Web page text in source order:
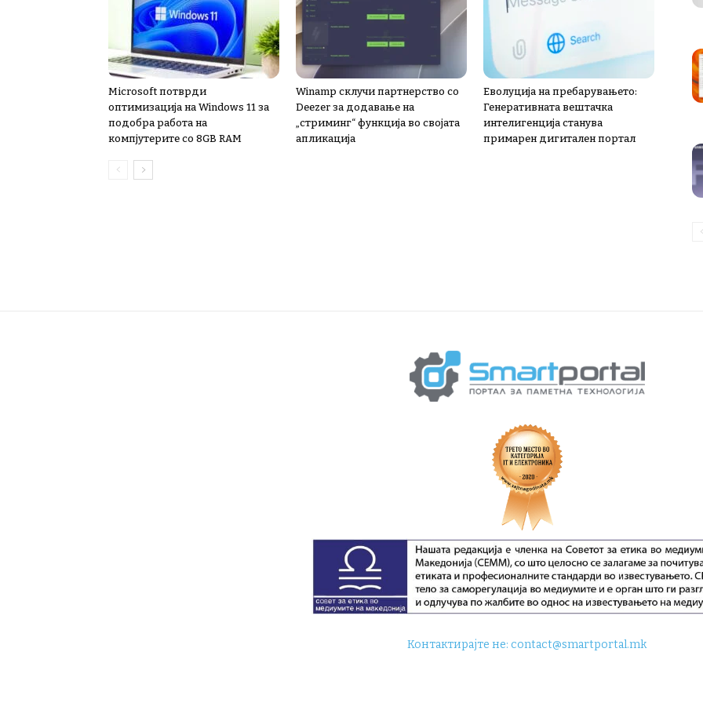
Microsoft потврди
оптимизација на Windows 11 за
подобра работа на
компјутерите со 8GB RAM
Winamp склучи партнерство со
Deezer за додавање на
„стриминг“ функција во својата
апликација
Еволуција на пребарувањето:
Генеративната вештачка
интелигенција станува
примарен дигитален портал
Контактирајте не:contact@smartportal.mk